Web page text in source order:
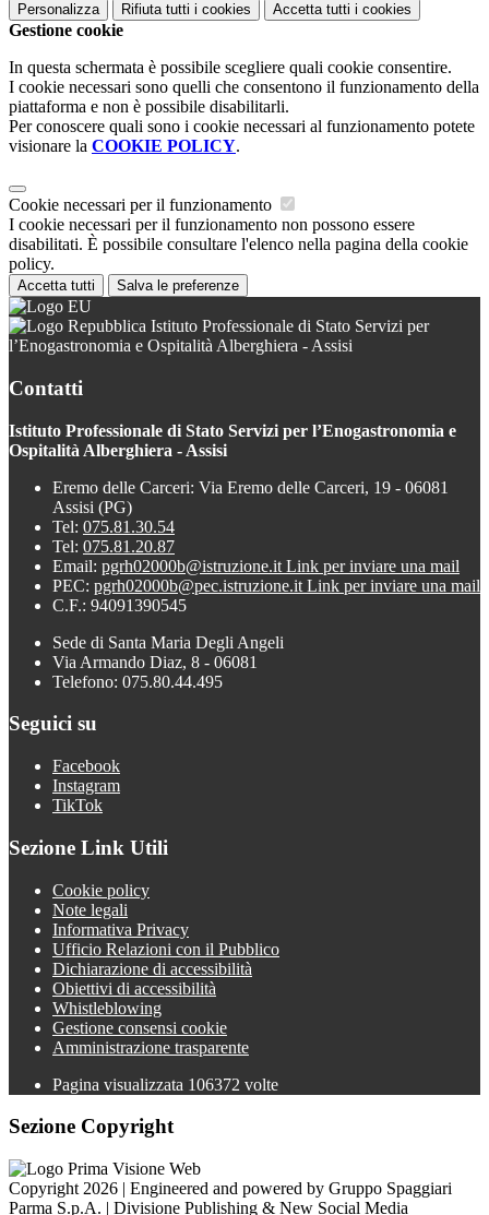
Personalizza Rifiuta tutti i cookies Accetta tutti i cookies
Gestione cookie
In questa schermata è possibile scegliere quali cookie consentire.
I cookie necessari sono quelli che consentono il funzionamento della
piattaforma e non è possibile disabilitarli.
Per conoscere quali sono i cookie necessari al funzionamento potete
visionare la COOKIE POLICY.
Cookie necessari per il funzionamento
I cookie necessari per il funzionamento non possono essere
disabilitati. È possibile consultare l'elenco nella pagina della cookie
policy.
Accetta tutti Salva le preferenze
Istituto Professionale di Stato Servizi per
l’Enogastronomia e Ospitalità Alberghiera - Assisi
Contatti
Istituto Professionale di Stato Servizi per l’Enogastronomia e
Ospitalità Alberghiera - Assisi
Eremo delle Carceri: Via Eremo delle Carceri, 19 - 06081
Assisi (PG)
Tel: 075.81.30.54
Tel: 075.81.20.87
Email: pgrh02000b@istruzione.it Link per inviare una mail
PEC: pgrh02000b@pec.istruzione.it Link per inviare una mail
C.F.: 94091390545
Sede di Santa Maria Degli Angeli
Via Armando Diaz, 8 - 06081
Telefono: 075.80.44.495
Seguici su
Facebook
Instagram
TikTok
Sezione Link Utili
Cookie policy
Note legali
Informativa Privacy
Ufficio Relazioni con il Pubblico
Dichiarazione di accessibilità
Obiettivi di accessibilità
Whistleblowing
Gestione consensi cookie
Amministrazione trasparente
Pagina visualizzata 106372 volte
Sezione Copyright
Copyright 2026 | Engineered and powered by Gruppo Spaggiari
Parma S.p.A. | Divisione Publishing & New Social Media